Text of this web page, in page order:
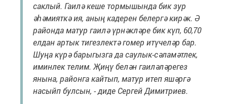
саклый. Гаилә кеше тормышында бик зур
әһәмияткә ия, аның кадерен белергә кирәк. Ә
районда матур гаилә үрнәкләре бик күп, 60,70
елдан артык тигезлектә гомер итүчеләр бар.
Шуңа күрә барыгызга да саулык-сәламәтлек,
иминлек телим. Җиңү белән гаиләләрегез
янына, районга кайтып, матур итеп яшәргә
насыйп булсын, - диде Сергей Димитриев.